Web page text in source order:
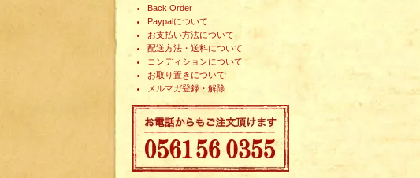
Back Order
Paypalについて
お支払い方法について
配送方法・送料について
コンディションについて
お取り置きについて
メルマガ登録・解除